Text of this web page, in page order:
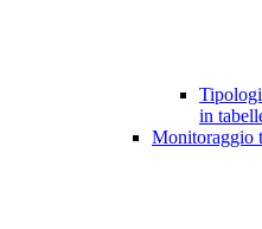
in
Monitoraggio